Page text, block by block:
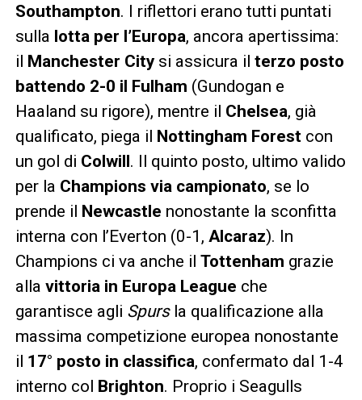
Southampton. I riflettori erano tutti puntati
sulla lotta per l’Europa, ancora apertissima:
il Manchester Citysi assicura il terzo posto
battendo 2-0 il Fulham (Gundogan e
Haaland su rigore), mentre il Chelsea, già
qualificato, piega il Nottingham Forestcon
un gol di Colwill. Il quinto posto, ultimo valido
per la Champions via campionato, se lo
prende il Newcastle nonostante la sconfitta
interna con l’Everton (0-1, Alcaraz). In
Champions ci va anche il Tottenham grazie
alla vittoria in Europa League che
garantisce agli Spursla qualificazione alla
massima competizione europea nonostante
il 17° posto in classifica, confermato dal 1-4
interno col Brighton. Proprio i Seagulls